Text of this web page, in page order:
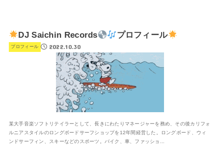
DJ Saichin Records プロフィール
プロフィール 2022.10.30
某大手音楽ソフトリテイラーとして、長きにわたりマネージャーを務め、その後カリフォ
ルニアスタイルのロングボードサーフショップを12年間経営した。ロングボード、ウィ
ンドサーフィン、スキーなどのスポーツ。バイク、車、ファッショ...